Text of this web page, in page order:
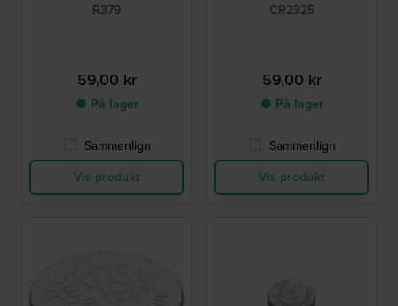
R379
59,00 kr
● På lager
Sammenlign
Vis produkt
CR2325
59,00 kr
● På lager
Sammenlign
Vis produkt